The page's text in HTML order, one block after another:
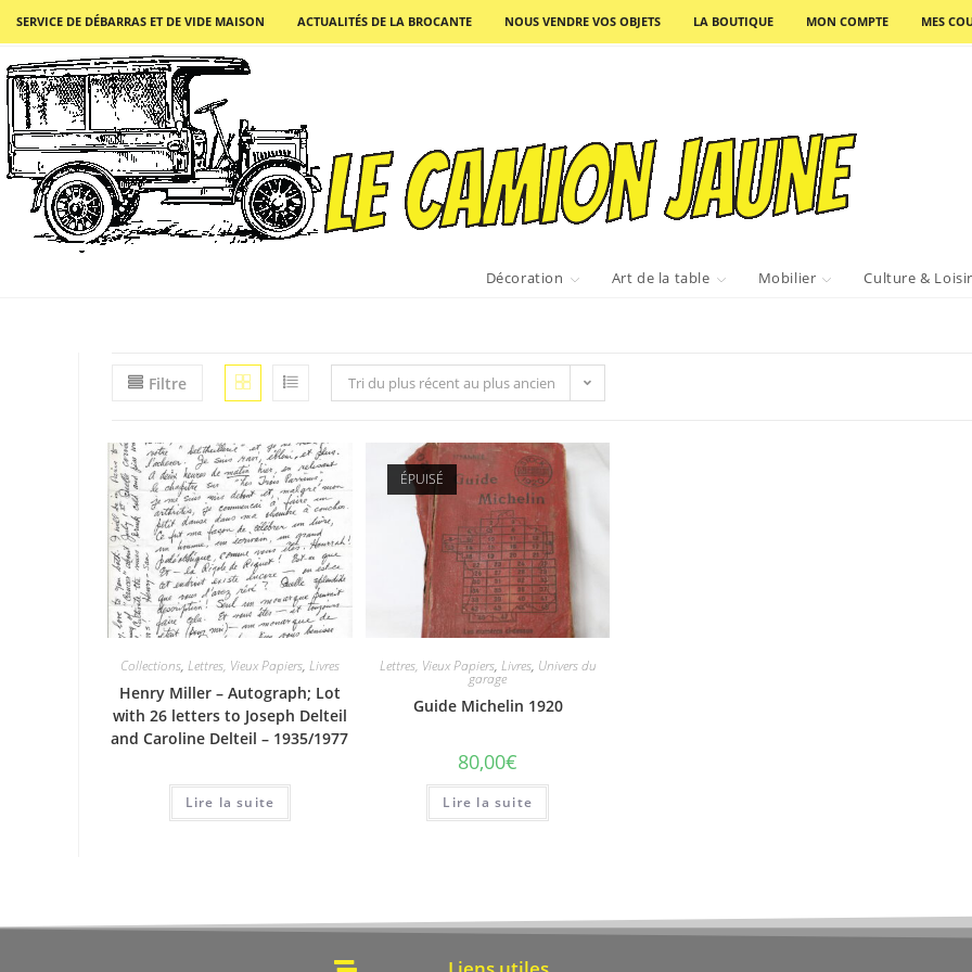
SERVICE DE DÉBARRAS ET DE VIDE MAISON ACTUALITÉS DE LA BROCANTE NOUS VENDRE VOS OBJETS LA BOUTIQUE MON COMPTE MES
Décoration Art de la table Mobilier Culture &
Filtre Tri du plus récent au plus ancien
Collections, Lettres, Vieux Papiers, Livres
Henry Miller – Autograph; Lot
with 26 letters to Joseph Delteil
and Caroline Delteil – 1935/1977
Lire la suite
ÉPUISÉ
Lettres, Vieux Papiers, Livres, Univers du
garage
Guide Michelin 1920
80,00€
Lire la suite